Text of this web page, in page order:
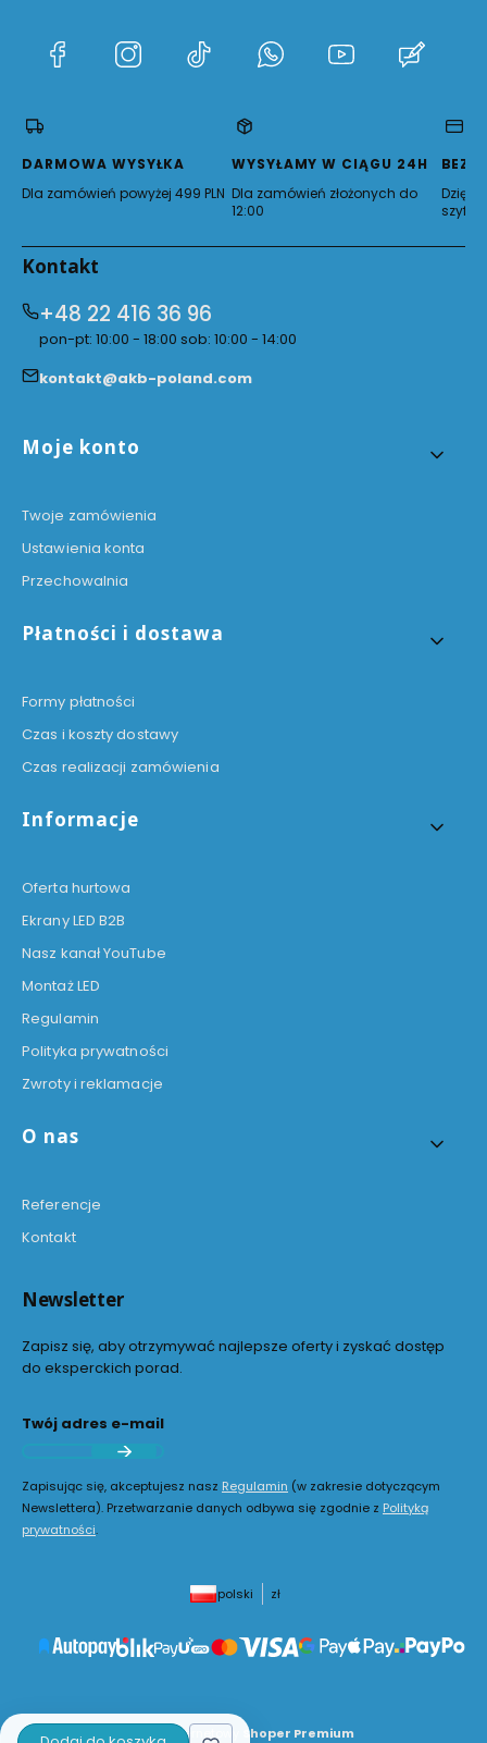
(Otwiera
karcie)
(Otwiera
karcie)
(Otwiera
nowej
karcie)
(Otwiera
karcie)
(Otwiera
karcie)
nowej
karcie)
DARMOWA WYSYŁKA
Dla zamówień powyżej 499 PLN
WYSYŁAMY W CIĄGU 24H
Dla zamówień złożonych do
12:00
Dzięki
Kontakt
+48 22 416 36 96
pon-pt: 10:00 - 18:00 sob: 10:00 - 14:00
kontakt@akb-poland.com
Linki w stopce
Moje konto
Twoje zamówienia
Ustawienia konta
Przechowalnia
Płatności i dostawa
Formy płatności
Czas i koszty dostawy
Czas realizacji zamówienia
Informacje
Oferta hurtowa
Ekrany LED B2B
Nasz kanał YouTube
Montaż LED
Regulamin
Polityka prywatności
Zwroty i reklamacje
O nas
Referencje
Kontakt
Newsletter
Zapisz się, aby otrzymywać najlepsze oferty i zyskać dostęp
do eksperckich porad.
Twój adres e-mail
Zapisując się, akceptujesz nasz Regulamin (w zakresie dotyczącym
Newslettera). Przetwarzanie danych odbywa się zgodnie z Polityką
prywatności.
polski zł
Sklep internetowy Shoper Premium